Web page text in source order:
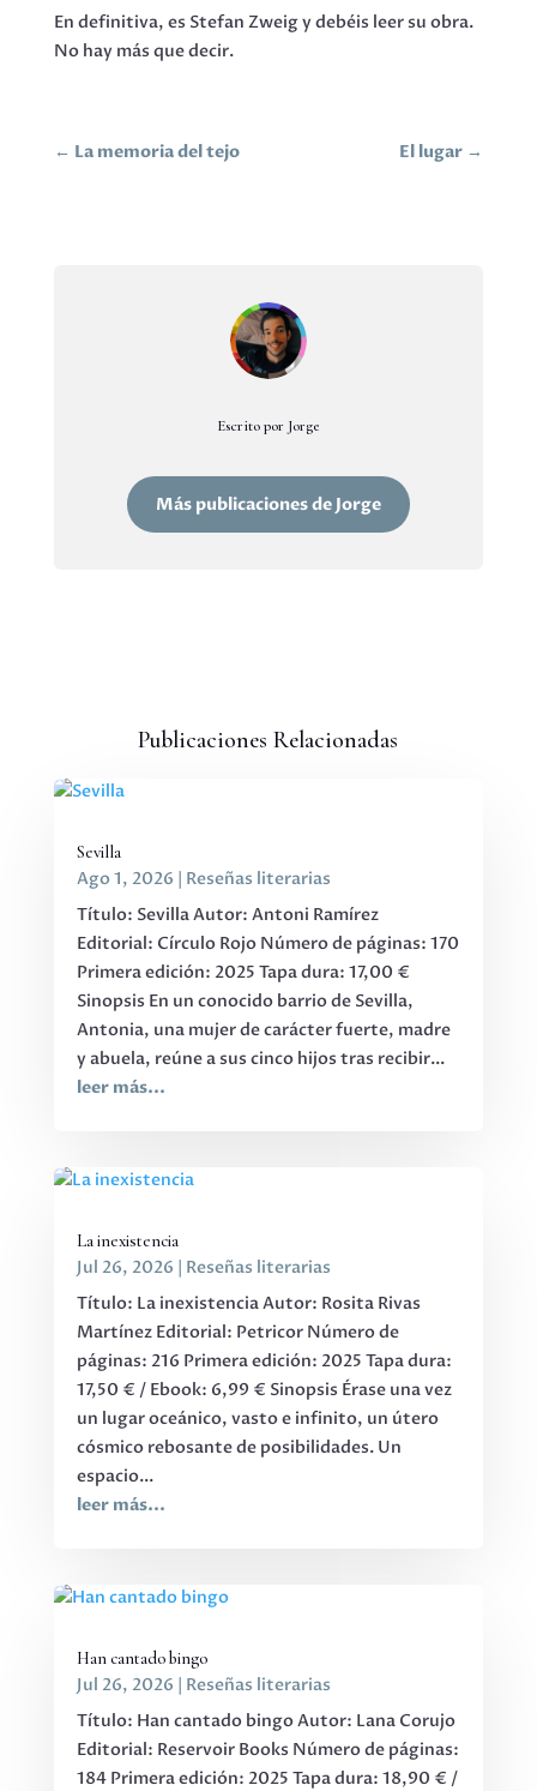
En definitiva, es Stefan Zweig y debéis leer su obra.
No hay más que decir.
← La memoria del tejo El lugar →
Escrito por Jorge
Más publicaciones de Jorge
Publicaciones Relacionadas
Sevilla
Ago 1, 2026
Reseñas literarias
Título: Sevilla Autor: Antoni Ramírez
Editorial: Círculo Rojo Número de páginas: 170
Primera edición: 2025 Tapa dura: 17,00 €
Sinopsis En un conocido barrio de Sevilla,
Antonia, una mujer de carácter fuerte, madre
y abuela, reúne a sus cinco hijos tras recibir...
leer más...
La inexistencia
Jul 26, 2026
Reseñas literarias
Título: La inexistencia Autor: Rosita Rivas
Martínez Editorial: Petricor Número de
páginas: 216 Primera edición: 2025 Tapa dura:
17,50 € / Ebook: 6,99 € Sinopsis Érase una vez
un lugar oceánico, vasto e infinito, un útero
cósmico rebosante de posibilidades. Un
espacio...
leer más...
Han cantado bingo
Jul 26, 2026
Reseñas literarias
Título: Han cantado bingo Autor: Lana Corujo
Editorial: Reservoir Books Número de páginas:
184 Primera edición: 2025 Tapa dura: 18,90 € /